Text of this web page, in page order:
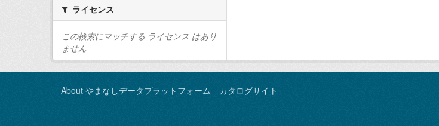
ライセンス
この検索にマッチする ライセンス はあり
ません
About やまなしデータプラットフォーム カタログサイト